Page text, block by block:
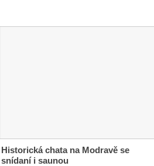
Historická chata na Modravě se
snídaní i saunou